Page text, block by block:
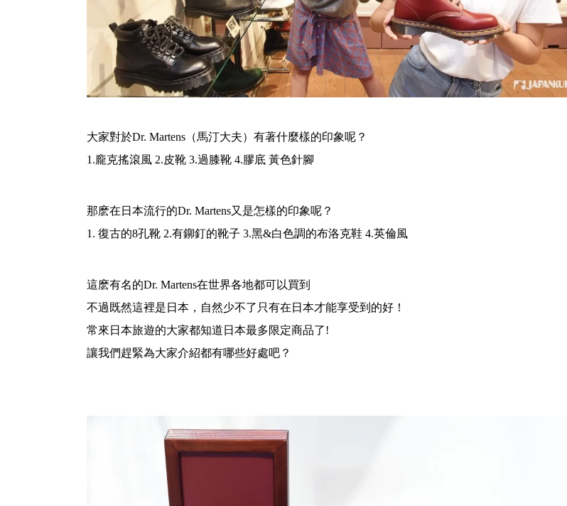
大家對於Dr. Martens（馬汀大夫）有著什麼樣的印象呢？
1.龐克搖滾風 2.皮靴 3.過膝靴 4.膠底 黃色針腳
那麽在日本流行的Dr. Martens又是怎樣的印象呢？
1. 復古的8孔靴 2.有鉚釘的靴子 3.黑&白色調的布洛克鞋 4.英倫風
這麽有名的Dr. Martens在世界各地都可以買到
不過既然這裡是日本，自然少不了只有在日本才能享受到的好！
常來日本旅遊的大家都知道日本最多限定商品了!
讓我們趕緊為大家介紹都有哪些好處吧？